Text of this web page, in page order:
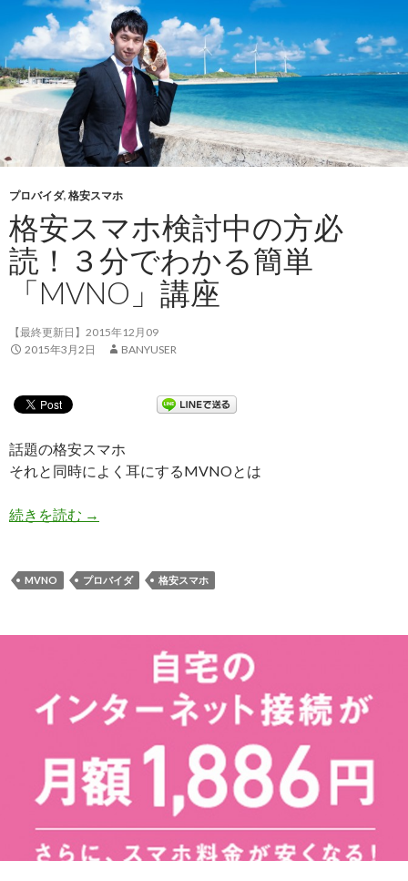
プロバイダ, 格安スマホ
格安スマホ検討中の方必
読！３分でわかる簡単
「MVNO」講座
【最終更新日】2015年12月09
2015年3月2日
BANYUSER
話題の格安スマホ
それと同時によく耳にするMVNOとは
続きを読む 格安スマホ検討中の方必読！３分でわかる簡単
→
MVNO プロバイダ 格安スマホ